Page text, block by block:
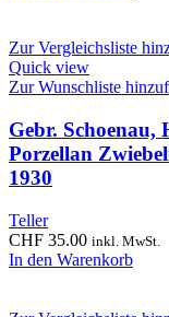
Zur Vergleichsliste
Quick view
Zur Wunschliste
Gebr. Schoenau,
Porzellan
1930
Teller
CHF 35.00 inkl. MwSt.
In den Warenkorb